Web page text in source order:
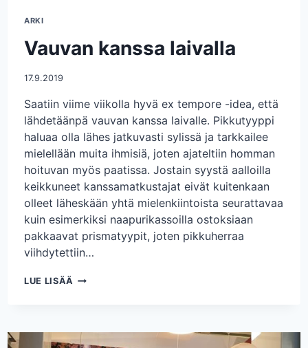
ARKI
Vauvan kanssa laivalla
17.9.2019
Saatiin viime viikolla hyvä ex tempore -idea, että
lähdetäänpä vauvan kanssa laivalle. Pikkutyyppi
haluaa olla lähes jatkuvasti sylissä ja tarkkailee
mielellään muita ihmisiä, joten ajateltiin homman
hoituvan myös paatissa. Jostain syystä aalloilla
keikkuneet kanssamatkustajat eivät kuitenkaan
olleet läheskään yhtä mielenkiintoista seurattavaa
kuin esimerkiksi naapurikassoilla ostoksiaan
pakkaavat prismatyypit, joten pikkuherraa
viihdytettiin…
LUE LISÄÄ VAUVAN